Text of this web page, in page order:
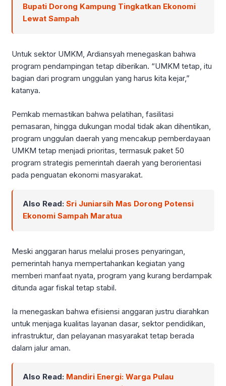
Bupati Dorong Kampung Tingkatkan Ekonomi
Lewat Sampah
Untuk sektor UMKM, Ardiansyah menegaskan bahwa
program pendampingan tetap diberikan. “UMKM tetap, itu
bagian dari program unggulan yang harus kita kejar,”
katanya.
Pemkab memastikan bahwa pelatihan, fasilitasi
pemasaran, hingga dukungan modal tidak akan dihentikan,
program unggulan daerah yang mencakup pemberdayaan
UMKM tetap menjadi prioritas, termasuk paket 50
program strategis pemerintah daerah yang berorientasi
pada penguatan ekonomi masyarakat.
Also Read: Sri Juniarsih Mas Dorong Potensi
Ekonomi Sampah Maratua
Meski anggaran harus melalui proses penyaringan,
pemerintah hanya mempertahankan kegiatan yang
memberi manfaat nyata, program yang kurang berdampak
ditunda agar fiskal tetap stabil.
Ia menegaskan bahwa efisiensi anggaran justru diarahkan
untuk menjaga kualitas layanan dasar, sektor pendidikan,
infrastruktur, dan pelayanan masyarakat tetap berada
dalam jalur aman.
Also Read: Mandiri Energi: Warga Pulau